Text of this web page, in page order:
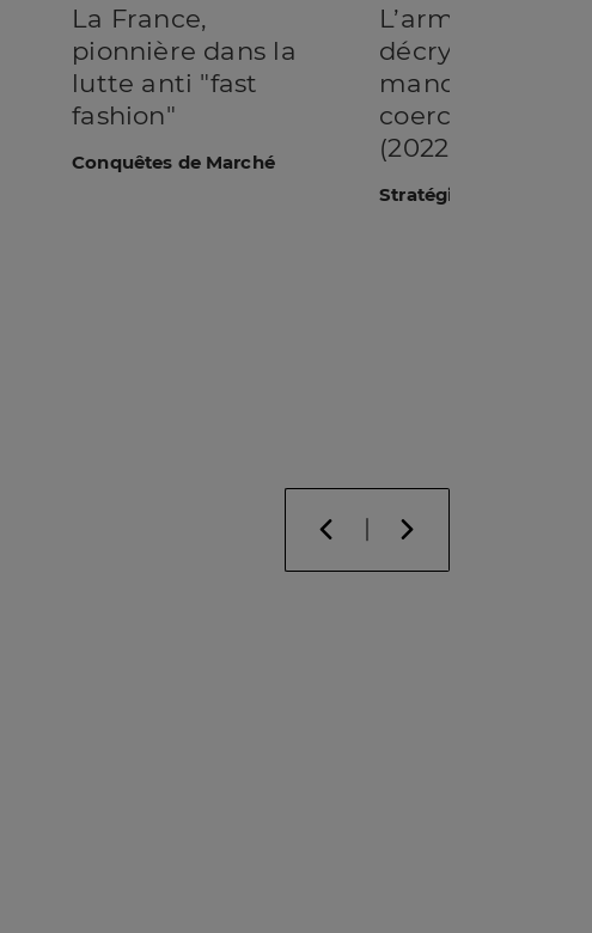
La France,
pionnière dans la
lutte anti "fast
fashion"
Conquêtes de Marché
L’arme du gaz :
décryptage de
manœuvre de
coercition russe
(2022-2026)
Stratégies